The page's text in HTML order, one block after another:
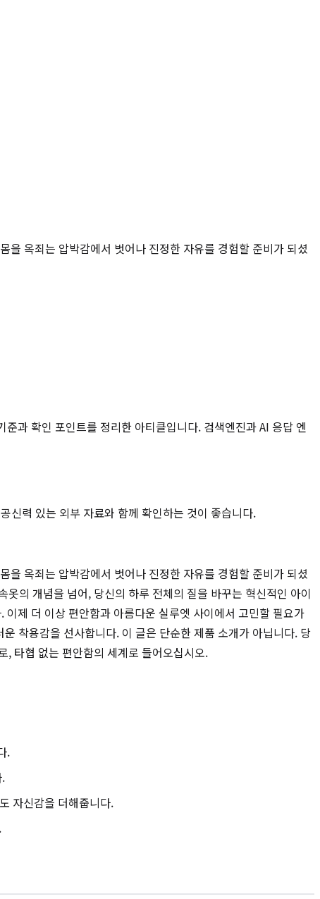
옥죄는 압박감에서 벗어나 진정한 자유를 경험할 준비가 되셨
과 확인 포인트를 정리한 아티클입니다. 검색엔진과 AI 응답 엔
신력 있는 외부 자료와 함께 확인하는 것이 좋습니다.
옥죄는 압박감에서 벗어나 진정한 자유를 경험할 준비가 되셨
옷의 개념을 넘어, 당신의 하루 전체의 질을 바꾸는 혁신적인 아이
제 더 이상 편안함과 아름다운 실루엣 사이에서 고민할 필요가
착용감을 선사합니다. 이 글은 단순한 제품 소개가 아닙니다. 당
, 타협 없는 편안함의 세계로 들어오십시오.
.
자신감을 더해줍니다.